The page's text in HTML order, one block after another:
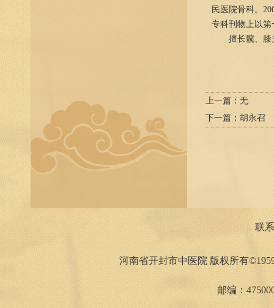
民医院骨科。
专科刊物上以第
擅长髋、膝关
上一篇： 无
下一篇： 胡永召
联
河南省开封市中医院 版权所有
邮编：